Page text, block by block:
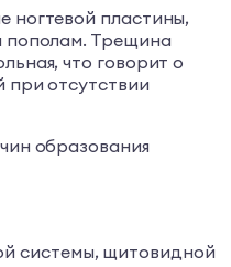
ногтевой пластины,
пополам. Трещина
что говорит о
при отсутствии
образования
системы, щитовидной